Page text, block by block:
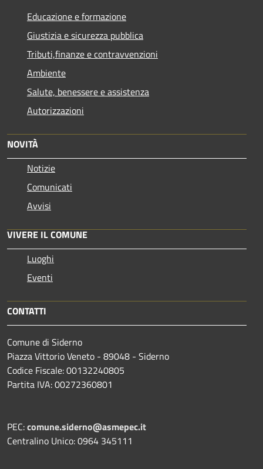
Educazione e formazione
Giustizia e sicurezza pubblica
Tributi,finanze e contravvenzioni
Ambiente
Salute, benessere e assistenza
Autorizzazioni
NOVITÀ
Notizie
Comunicati
Avvisi
VIVERE IL COMUNE
Luoghi
Eventi
CONTATTI
Comune di Siderno
Piazza Vittorio Veneto - 89048 - Siderno
Codice Fiscale: 00132240805
Partita IVA: 00272360801
PEC:comune.siderno@asmepec.it
Centralino Unico: 0964 345111